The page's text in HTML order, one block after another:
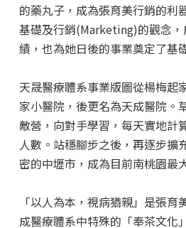
的藥丸子，成為張育美行銷的利
基礎及行銷(Marketing)的觀念
績，也為她日後的事業奠定了基
天晟醫療體系事業版圖從楊梅起
家小醫院，後更名為天成醫院。
敵營，向對手學習，每天實地計
人數。站穩腳步之後，再逐步擴
密的中壢市，成為目前南桃園最
「以人為本，視病猶親」是張
成醫療體系中特殊的「奉茶文化